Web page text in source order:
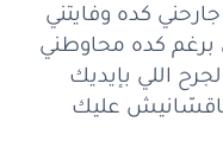
كده محاوطني
الليبإيديك
عليك
جارحني كده وفايتني
برغم كده محاوطني
اللي بإيديك
عليك